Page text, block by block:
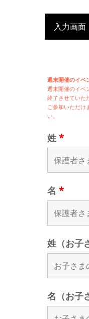
入力画面
週末開催のイベ
週末開催のイベ
終了させていた
ご参加いただけ
い。
姓 *
名 *
姓（お子
名（お子